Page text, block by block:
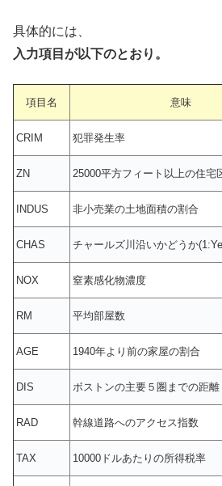
具体的には、
入力項目が以下のとおり。
項目名 意味
CRIM 犯罪発生率
ZN 25000平方フィート以上の住宅
INDUS 非小売業の土地面積の割合
CHAS チャールズ川沿いかどうか
NOX 窒素感化物濃度
RM 平均部屋数
AGE 1940年より前の家屋の割合
DIS ボストンの主要５圏までの距離
RAD 幹線道路へのアクセス指数
TAX 10000ドルあたりの所得税率